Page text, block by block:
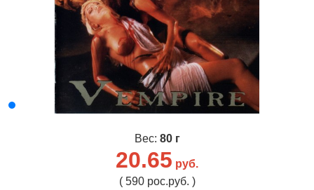
Вес: 80 г
20.65 руб.
( 590 рос.руб. )